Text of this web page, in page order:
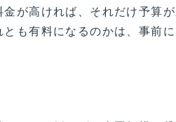
が高ければ、それだけ予算が
も有料になるのかは、事前